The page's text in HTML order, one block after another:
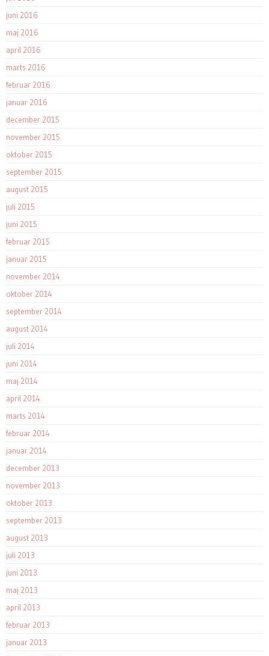
juni 2016
maj 2016
april 2016
marts 2016
februar 2016
januar 2016
december 2015
november 2015
oktober 2015
september 2015
august 2015
juli 2015
juni 2015
februar 2015
januar 2015
november 2014
oktober 2014
september 2014
august 2014
juli 2014
juni 2014
maj 2014
april 2014
marts 2014
februar 2014
januar 2014
december 2013
november 2013
oktober 2013
september 2013
august 2013
juli 2013
juni 2013
maj 2013
april 2013
februar 2013
januar 2013